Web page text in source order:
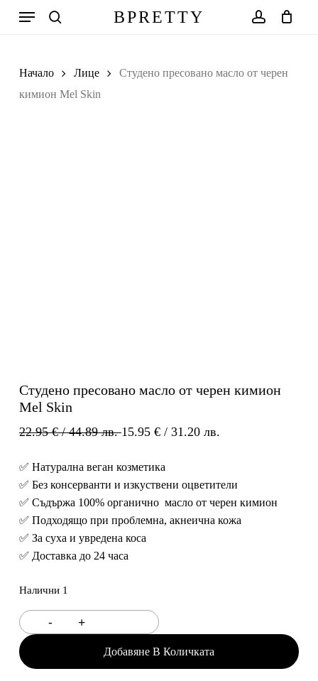
BPRETTY
Меню
Начало Лице
Студено пресовано масло от черен
кимион Mel Skin
Студено пресовано масло от черен кимион
Mel Skin
22.95€/ 44.89 лв.Original
was:
22.95 €
/
44.89 лв.
/
15.95 €/ 31.20 лв.Текущата
15.95 €
/
31.20 лв.
✅ Натурална веган козметика
✅ Без консерванти и изкуствени оцветители
✅ Съдържа 100% органично масло от черен кимион
✅ Подходящо при проблемна, акнеична кожа
✅ За суха и увредена коса
✅ Доставка до 24 часа
Налични 1
Добавяне В Количката